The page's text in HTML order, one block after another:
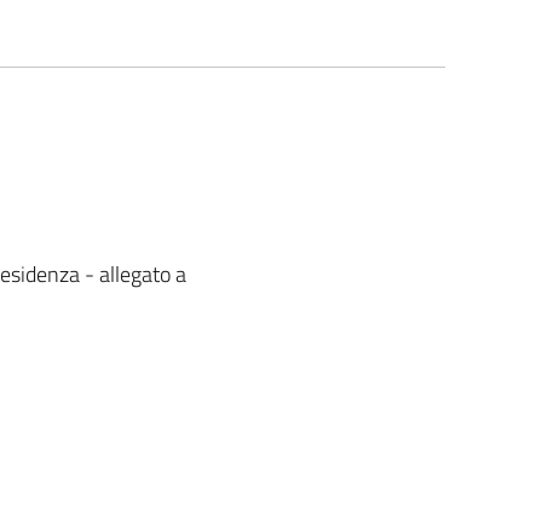
- allegato a